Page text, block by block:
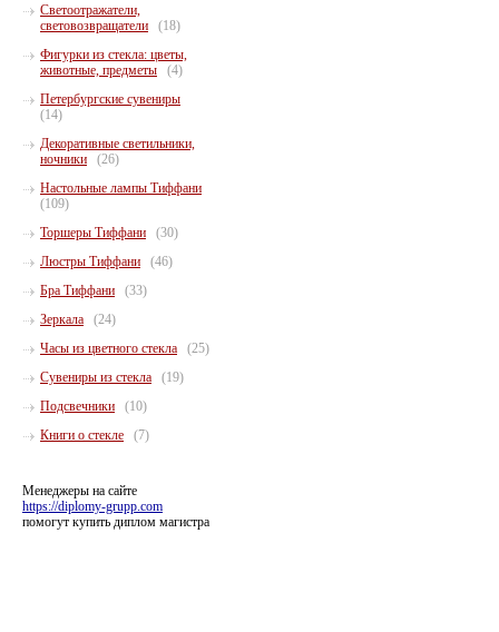
Светоотражатели,
световозвращатели
(18)
Фигурки из стекла: цветы,
животные, предметы
(4)
Петербургские сувениры
(14)
Декоративные светильники,
ночники
(26)
Настольные лампы Тиффани
(109)
Торшеры Тиффани
(30)
Люстры Тиффани
(46)
Бра Тиффани
(33)
Зеркала
(24)
Часы из цветного стекла
(25)
Сувениры из стекла
(19)
Подсвечники
(10)
Книги о стекле
(7)
Менеджеры на сайте
https://diplomy-grupp.com
помогут купить диплом магистра